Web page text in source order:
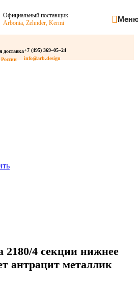
Официальный поставщик
Arbonia, Zehnder, Kermi
доставка+7 (495) 369–05–24
info@arb.design
/ Нижнее подключение
2180/4 секции нижнее
антрацит металлик